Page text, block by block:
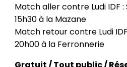
Match aller contre Ludi IDF :
15h30 à la Mazane
Match retour contre Ludi
20h00 à la Ferronnerie